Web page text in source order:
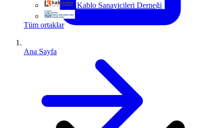
Kablo Sanayicileri Derneği
Tüm ortaklar
Ana Sayfa